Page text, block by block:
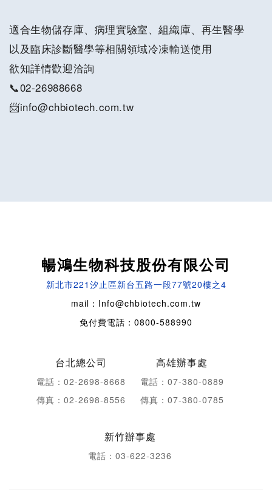
適合生物儲存庫、病理實驗室、組織庫、再生醫學
以及臨床診斷醫學等相關領域冷凍輸送使用
欲知詳情歡迎洽詢
📞02-26988668
📨info@chbiotech.com.tw
暢鴻生物科技股份有限公司
新北市221汐止區新台五路一段77號20樓之4
mail：Info@chbiotech.com.tw
免付費電話：0800-588990
台北總公司
電話：02-2698-8668
傳真：02-2698-8556
高雄辦事處
電話：07-380-0889
傳真：07-380-0785
新竹辦事處
電話：03-622-3236